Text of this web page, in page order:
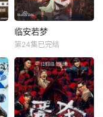
治疗中心接受治
疗，而白靓靓靠卖
掉两人创办的公
司，成为历森集团
情、爱情、事业悉
数从她的
临安若梦
白川
出品公司：中视天
鸿 开机时间：
7月末
临安若梦
第24集已完结